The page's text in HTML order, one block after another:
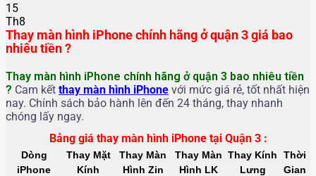
15
Th8
Thay màn hình iPhone chính hãng ở quận 3 giá bao
nhiêu tiền ?
Thay màn hình iPhone chính hãng ở quận 3 bao nhiêu tiền
? Cam kết thay màn hình iPhone với mức giá rẻ, tốt nhất hiện
nay. Chính sách bảo hành lên đến 24 tháng, thay nhanh
chóng lấy ngay.
Bảng giá thay màn hình iPhone tại Quận 3 :
Dòng
iPhone
Thay Mặt
Kính
Thay Màn
Hình Zin
Thay Màn
Hình LK
Thay Kính
Lưng
Thời
Gian